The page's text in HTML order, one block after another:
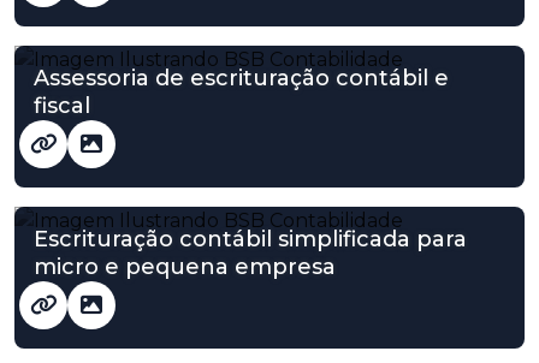
Assessoria de escrituração contábil e
fiscal
Escrituração contábil simplificada para
micro e pequena empresa